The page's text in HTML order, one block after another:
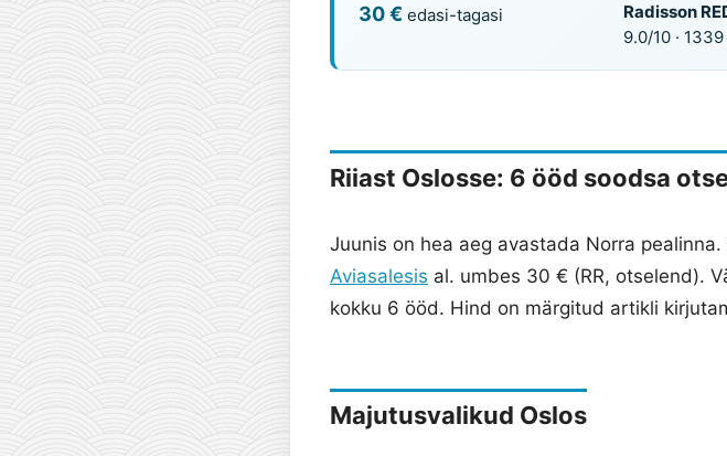
30 € edasi-tagasi Radisson
9.0/10 ·
Riiast Oslosse: 6 ööd soodsa
Juunis on hea aeg avastada Norra
Aviasalesis al. umbes 30 € (RR, otselend).
kokku 6 ööd. Hind on märgitud artikli
Majutusvalikud Oslos